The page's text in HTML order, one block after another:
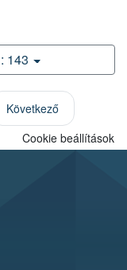
143
Következő
Cookie beállítások